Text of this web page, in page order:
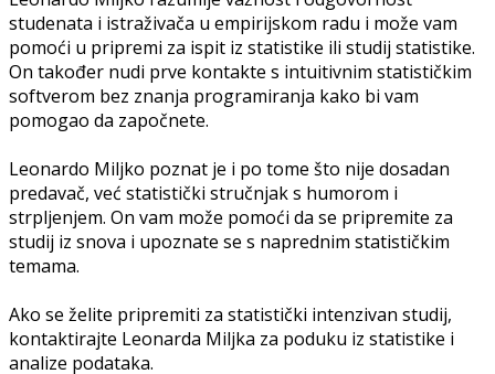
studenata i istraživača u empirijskom radu i može vam
pomoći u pripremi za ispit iz statistike ili studij statistike.
On također nudi prve kontakte s intuitivnim statističkim
softverom bez znanja programiranja kako bi vam
pomogao da započnete.
Leonardo Miljko poznat je i po tome što nije dosadan
predavač, već statistički stručnjak s humorom i
strpljenjem. On vam može pomoći da se pripremite za
studij iz snova i upoznate se s naprednim statističkim
temama.
Ako se želite pripremiti za statistički intenzivan studij,
kontaktirajte Leonarda Miljka za poduku iz statistike i
analize podataka.